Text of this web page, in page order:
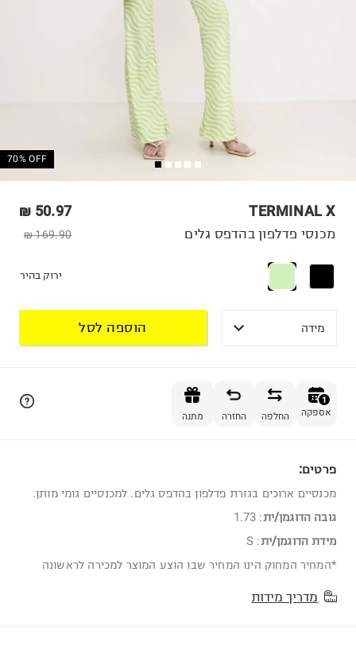
70% OFF
TERMINAL X
50.97 ₪
169.90 ₪ מכנסי פדלפון בהדפס גלים
ירוק בהיר
מידה הוספה לסל
1
אספקה החלפה החזרה מתנה
פרטים:
מכנסיים ארוכים בגזרת פדלפון בהדפס גלים. למכנסיים גומי מותן.
גובה הדוגמן/ית:
1.73
מידת הדוגמן/ית:
S
*המחיר המחוק הינו המחיר שבו הוצע המוצר למכירה לראשונה
מדריך מידות